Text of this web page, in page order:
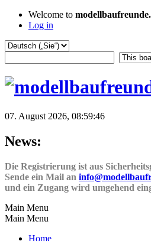
Welcome to
Log in
07. August 2026, 08:59:46
News:
Die Registrierung ist aus
Sende ein Mail an
und ein Zugang wird umgehend
Main Menu
Main Menu
Home